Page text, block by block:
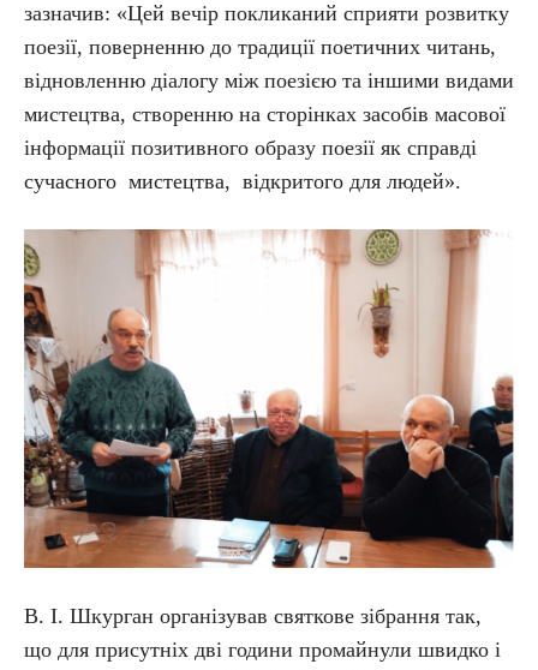
зазначив: «Цей вечір покликаний сприяти розвитку
поезії, поверненню до традиції поетичних читань,
відновленню діалогу між поезією та іншими видами
мистецтва, створенню на сторінках засобів масової
інформації позитивного образу поезії як справді
сучасного мистецтва, відкритого для людей».
В. І. Шкурган організував святкове зібрання так,
що для присутніх дві години промайнули швидко і